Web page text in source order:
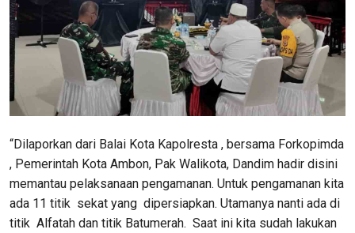
“Dilaporkan dari Balai Kota Kapolresta , bersama Forkopimda
, Pemerintah Kota Ambon, Pak Walikota, Dandim hadir disini
memantau pelaksanaan pengamanan. Untuk pengamanan kita
ada 11 titik sekat yang dipersiapkan. Utamanya nanti ada di
titik Alfatah dan titik Batumerah. Saat ini kita sudah lakukan